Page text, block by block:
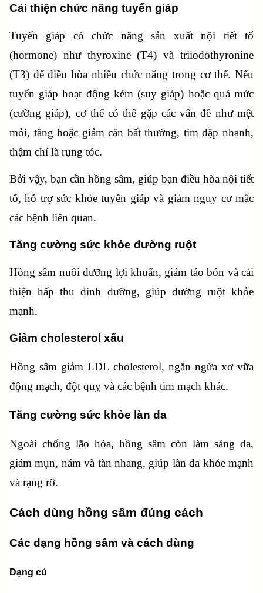
Cải thiện chức năng tuyến giáp
Tuyến giáp có chức năng sản xuất nội tiết tố
(hormone) như thyroxine (T4) và triiodothyronine
(T3) để điều hòa nhiều chức năng trong cơ thể. Nếu
tuyến giáp hoạt động kém (suy giáp) hoặc quá mức
(cường giáp), cơ thể có thể gặp các vấn đề như mệt
mỏi, tăng hoặc giảm cân bất thường, tim đập nhanh,
thậm chí là rụng tóc.
Bởi vậy, bạn cần hồng sâm, giúp bạn điều hòa nội tiết
tố, hỗ trợ sức khỏe tuyến giáp và giảm nguy cơ mắc
các bệnh liên quan.
Tăng cường sức khỏe đường ruột
Hồng sâm nuôi dưỡng lợi khuẩn, giảm táo bón và cải
thiện hấp thu dinh dưỡng, giúp đường ruột khỏe
mạnh.
Giảm cholesterol xấu
Hồng sâm giảm LDL cholesterol, ngăn ngừa xơ vữa
động mạch, đột quỵ và các bệnh tim mạch khác.
Tăng cường sức khỏe làn da
Ngoài chống lão hóa, hồng sâm còn làm sáng da,
giảm mụn, nám và tàn nhang, giúp làn da khỏe mạnh
và rạng rỡ.
Cách dùng hồng sâm đúng cách
Các dạng hồng sâm và cách dùng
Dạng củ